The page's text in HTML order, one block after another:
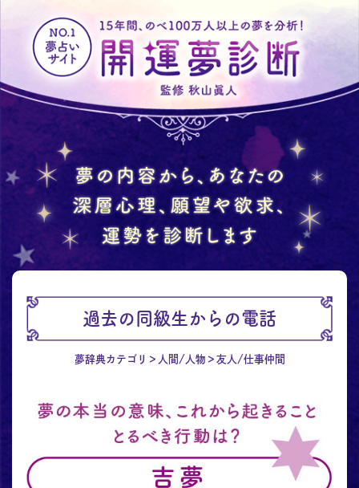
過去の同級生からの電話
夢辞典カテゴリ 人間/人物 友人/仕事仲間